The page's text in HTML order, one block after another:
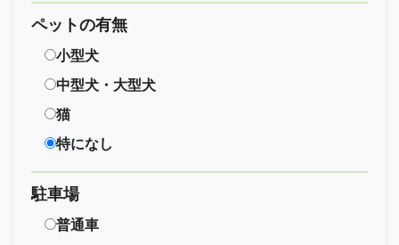
ペットの有無
小型犬
中型犬・大型犬
猫
特になし
駐車場
普通車